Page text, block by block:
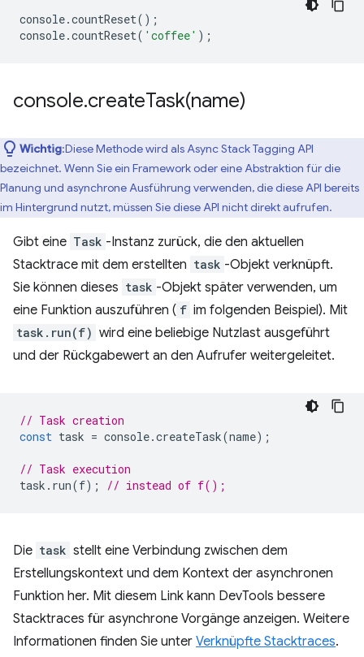
console.countReset();
console.countReset( 'coffee' );
console.createTask(name)
Wichtig:Diese Methode wird als Async Stack Tagging API
bezeichnet. Wenn Sie ein Framework oder eine Abstraktion für die
Planung und asynchrone Ausführung verwenden, die diese API bereits
im Hintergrund nutzt, müssen Sie diese API nicht direkt aufrufen.
Gibt eine Task -Instanz zurück, die den aktuellen
Stacktrace mit dem erstellten task -Objekt verknüpft.
Sie können dieses task -Objekt später verwenden, um
eine Funktion auszuführen ( f im folgenden Beispiel). Mit
task.run(f) wird eine beliebige Nutzlast ausgeführt
und der Rückgabewert an den Aufrufer weitergeleitet.
// Task creation
const task = console.createTask(name);
// Task execution
task . run(f); // instead of f();
Die task stellt eine Verbindung zwischen dem
Erstellungskontext und dem Kontext der asynchronen
Funktion her. Mit diesem Link kann DevTools bessere
Stacktraces für asynchrone Vorgänge anzeigen. Weitere
Informationen finden Sie unter Verknüpfte Stacktraces.